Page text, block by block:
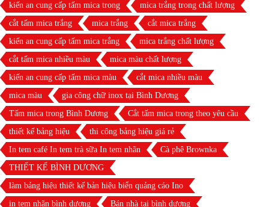
kiến an cung cấp tấm mica trong
mica trắng trong chất lượng
cắt tấm mica trắng
mica trắng
cắt mica trắng
kiến an cung cấp tấm mica trắng
mica trắng chất lượng
cắt tấm mica nhiều màu
mica màu chất lượng
kiến an cung cấp tấm mica màu
cắt mica nhiều màu
mica màu
gia công chữ inox tại Bình Dương
Tấm mica trong Bình Dương
Cắt tấm mica trong theo yêu cầu
thiết kế bảng hiệu
thi công bảng hiệu giá rẻ
In tem café In tem trà sữa In tem nhãn
Cà phê Brownka
THIẾT KẾ BÌNH DƯƠNG
làm bảng hiệu thiết kế bản hiệu biển quảng cáo Ino
in tem nhãn bình dương
Bán nhà tại bình dương